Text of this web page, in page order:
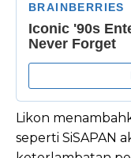
Likon
seperti SiSAPAN